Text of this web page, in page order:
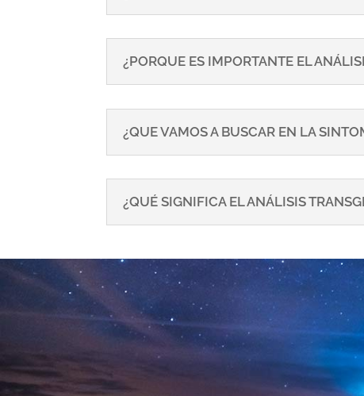
¿PORQUE ES IMPORTANTE EL
¿QUE VAMOS A BUSCAR EN LA
¿QUÉ SIGNIFICA EL ANÁLISIS